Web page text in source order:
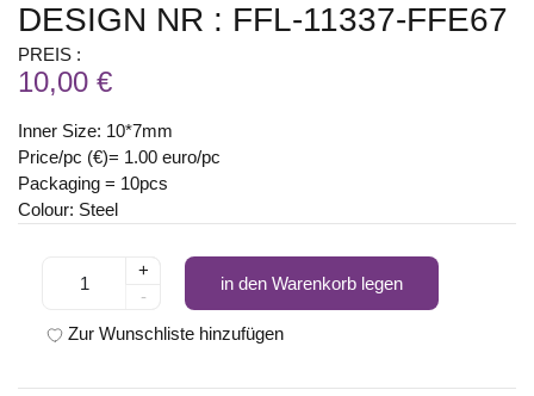
DESIGN NR : FFL-11337-FFE67
PREIS :
10,00 €
Inner Size: 10*7mm
Price/pc (€)= 1.00 euro/pc
Packaging = 10pcs
Colour: Steel
+
-
in den Warenkorb legen
Zur Wunschliste hinzufügen